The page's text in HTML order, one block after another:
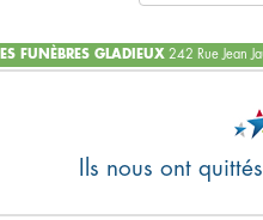
FUNÈBRES GLADIEUX 242 Rue Jean
Ils nous ont